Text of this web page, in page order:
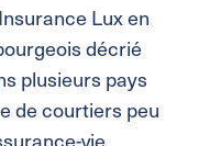
Lux en
décrié
plusieurs pays
de courtiers peu
vie